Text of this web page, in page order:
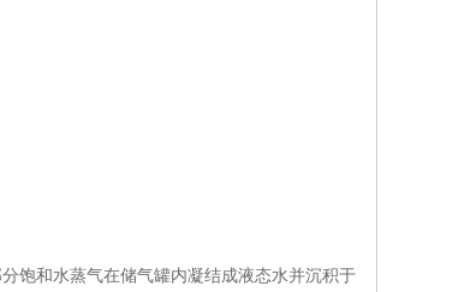
饱和水蒸气在储气罐内凝结成液态水并沉积于